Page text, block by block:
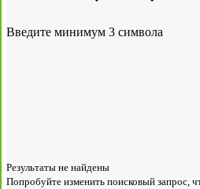
Введите минимум 3 символа
Результаты не найдены
Попробуйте изменить поисковый запрос,